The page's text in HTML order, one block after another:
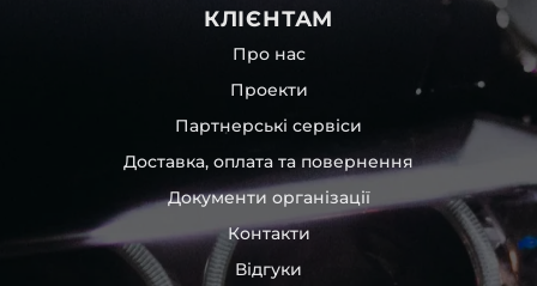
так і пару чи комплект. Кожну одиницю товару наші
співробітники на складі ретельно перевіряють та
дбайливо запаковують спочатку у декілька шарів
захисної стрейч-плівки, потім у додаткову плівку з
повітрям – і все це повноцінно захищає скло фари під
час перевезення та цілком прибирає вірогідність
пошкодження товару внаслідок механічних впливів під
час транспортування поштою.
Детальніше про доставку…
Комплектація товару виробника та зовнішній вигляд
товару можуть відрізнятися від фотографій,
КЛІЄНТАМ
Про нас
Проекти
Партнерські сервіси
Доставка, оплата та повернення
Документи організації
Контакти
Відгуки